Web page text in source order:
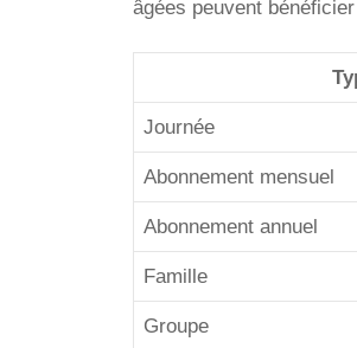
âgées peuvent
Journée
Abonnement mensuel
Abonnement annuel
Famille
Groupe